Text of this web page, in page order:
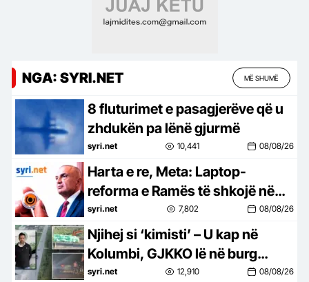
NGA: SYRI.NET MË SHUMË
8 fluturimet e pasagjerëve që u
zhdukën pa lënë gjurmë
syri.net 10,441 08/08/26
Harta e re, Meta: Laptop-
reforma e Ramës të shkojë në
referendum. Turp për deputetët
e PS u kthyen shpinën votuesve
syri.net 7,802 08/08/26
Njihej si ‘kimisti’ – U kap në
Kolumbi, GJKKO lë në burg
kolumbianin Samir Rosales
syri.net 12,910 08/08/26